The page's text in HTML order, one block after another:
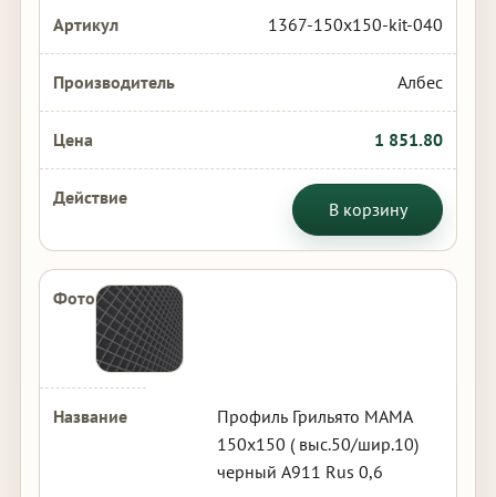
1367-150x150-kit-040
Албес
1 851.80
В корзину
Профиль Грильято МАМА
150х150 ( выс.50/шир.10)
черный А911 Rus 0,6